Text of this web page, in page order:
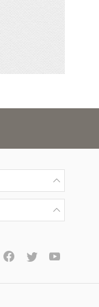
instagramfacebook
twitter